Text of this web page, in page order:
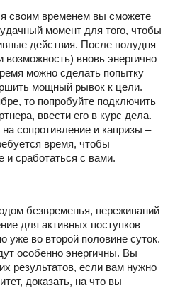
своим временем вы сможете
момент для того, чтобы
действия. После полудня
возможность) вновь энергично
можно сделать попытку
мощный рывок к цели.
то попробуйте подключить
ввести его в курс дела.
сопротивление и капризы –
время, чтобы
и сработаться с вами.
безвременья, переживаний
для активных поступков
уже во второй половине суток.
особенно энергичны. Вы
результатов, если вам нужно
доказать, на что вы